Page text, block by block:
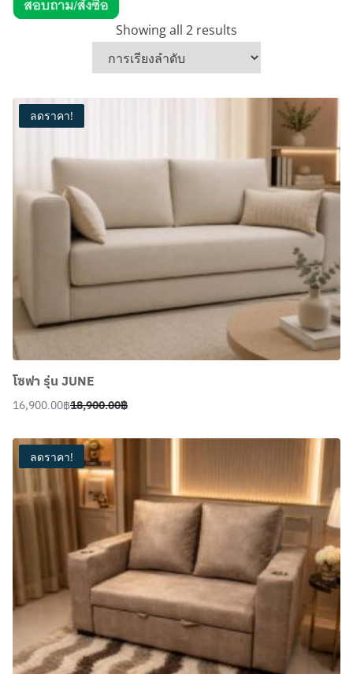
Showing all 2 results
ลดราคา!
โซฟา รุ่น JUNE
18,900.00฿
Original
was:
18,900.00฿.
16,900.00฿
Current
16,900.00฿.
ลดราคา!